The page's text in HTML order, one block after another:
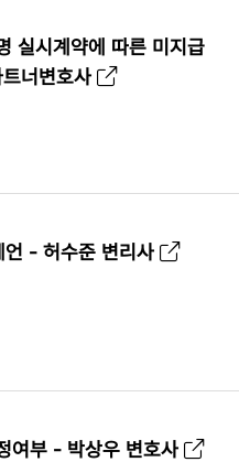
실시계약에 따른 미지급
너변호사
언 - 허수준 변리사
여부 - 박상우 변호사